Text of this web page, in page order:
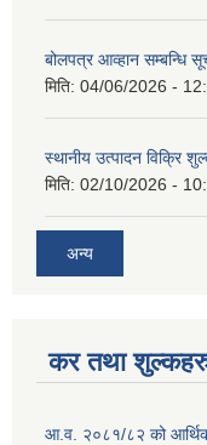
बोलपत्र आव्हान सम्बन्धि
मिति: 04/06/2026 -
स्थानीय उत्पादन विक्रि
मिति: 02/10/2026 -
अन्य
कर तथा
आ.व. २०८१/८२ को